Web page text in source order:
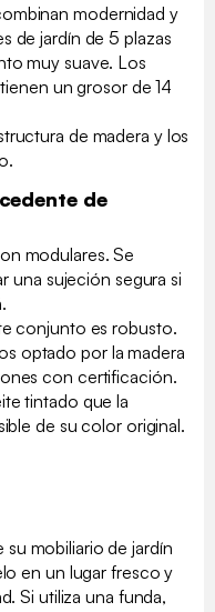
modernidad y
de jardín de 5 plazas
muy suave. Los
un grosor de 14
de madera y los
de
modulares. Se
una sujeción segura si
conjunto es robusto.
optado por la madera
con certificación.
tintado que la
de su color original.
mobiliario de jardín
en un lugar fresco y
Si utiliza una funda,